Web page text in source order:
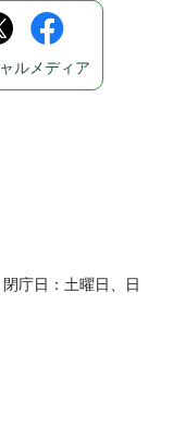
庁日：土曜日、日
ルメディア